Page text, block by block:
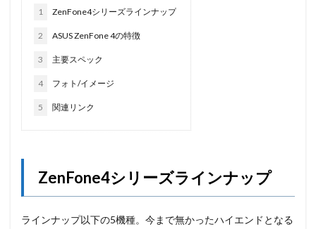
1 ZenFone4シリーズラインナップ
2 ASUS ZenFone 4の特徴
3 主要スペック
4 フォト/イメージ
5 関連リンク
ZenFone4シリーズラインナップ
ラインナップ以下の5機種。今まで無かったハイエンドとなる